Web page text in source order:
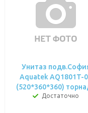
Унитаз
Aquatek AQ1801T-
(520*360*360)
Достаточно